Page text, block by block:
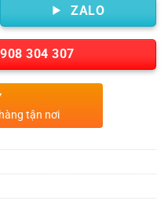
ZALO
304 307
tận nơi